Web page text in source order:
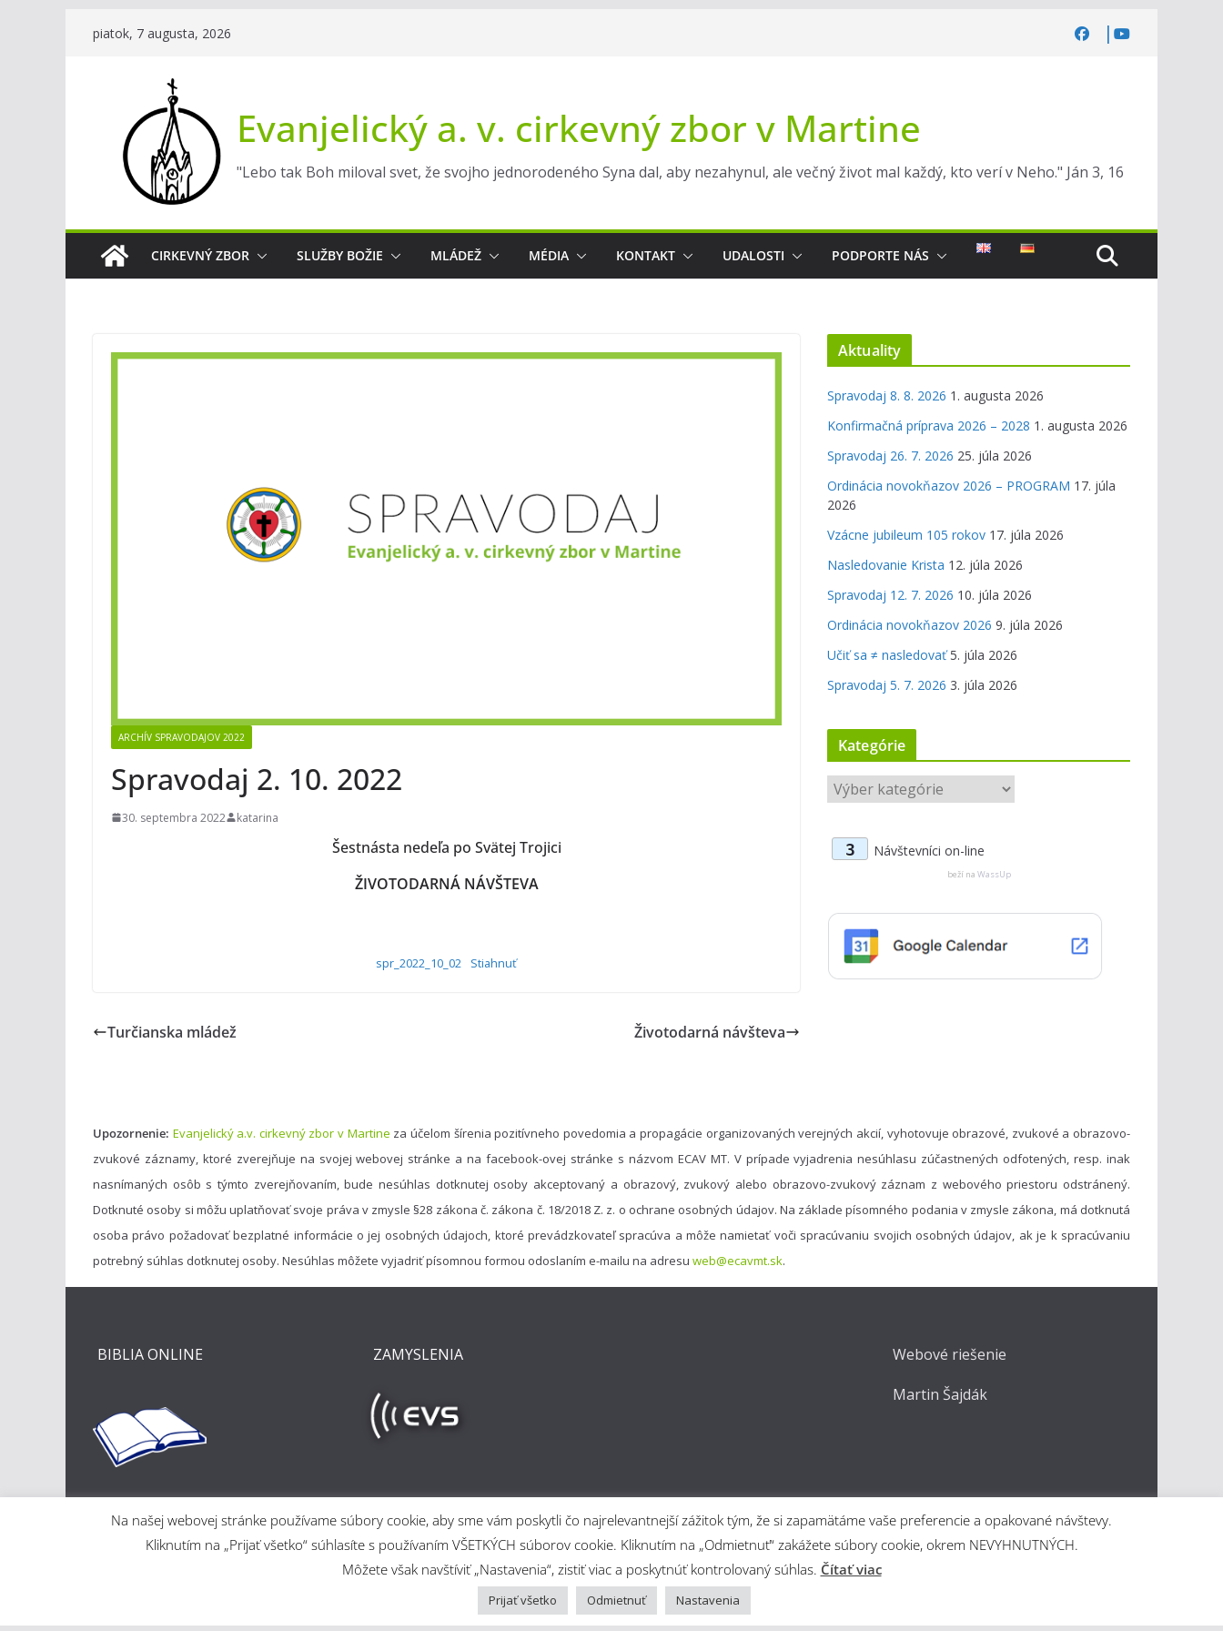
piatok, 7 augusta, 2026
Evanjelický a. v. cirkevný zbor v Martine
"Lebo tak Boh miloval svet, že svojho jednorodeného Syna dal, aby nezahynul, ale večný život mal každý, kto verí v Neho." Ján 3, 16
CIRKEVNÝ ZBOR SLUŽBY BOŽIE MLÁDEŽ MÉDIA KONTAKT UDALOSTI PODPORTE NÁS
ARCHÍV SPRAVODAJOV 2022
Spravodaj 2. 10. 2022
30. septembra 2022 katarina
Šestnásta nedeľa po Svätej Trojici
ŽIVOTODARNÁ NÁVŠTEVA
spr_2022_10_02 Stiahnuť
Turčianska mládež Životodarná návšteva
Aktuality
Spravodaj 8. 8. 2026 1. augusta 2026
Konfirmačná príprava 2026 – 2028 1. augusta 2026
Spravodaj 26. 7. 2026 25. júla 2026
Ordinácia novokňazov 2026 – PROGRAM 17. júla
2026
Vzácne jubileum 105 rokov 17. júla 2026
Nasledovanie Krista 12. júla 2026
Spravodaj 12. 7. 2026 10. júla 2026
Ordinácia novokňazov 2026 9. júla 2026
Učiť sa ≠ nasledovať 5. júla 2026
Spravodaj 5. 7. 2026 3. júla 2026
Kategórie
K
a
e
r
e
3 Návštevníci on-line
beží na WassUp
Upozornenie: Evanjelický a.v. cirkevný zbor v Martine za účelom šírenia pozitívneho povedomia a propagácie organizovaných verejných akcií, vyhotovuje obrazové, zvukové a obrazovo-
zvukové záznamy, ktoré zverejňuje na svojej webovej stránke a na facebook-ovej stránke s názvom ECAV MT. V prípade vyjadrenia nesúhlasu zúčastnených odfotených, resp. inak
nasnímaných osôb s týmto zverejňovaním, bude nesúhlas dotknutej osoby akceptovaný a obrazový, zvukový alebo obrazovo-zvukový záznam z webového priestoru odstránený.
Dotknuté osoby si môžu uplatňovať svoje práva v zmysle §28 zákona č. zákona č. 18/2018 Z. z. o ochrane osobných údajov. Na základe písomného podania v zmysle zákona, má dotknutá
osoba právo požadovať bezplatné informácie o jej osobných údajoch, ktoré prevádzkovateľ spracúva a môže namietať voči spracúvaniu svojich osobných údajov, ak je k spracúvaniu
potrebný súhlas dotknutej osoby. Nesúhlas môžete vyjadriť písomnou formou odoslaním e-mailu na adresu web@ecavmt.sk.
BIBLIA ONLINE ZAMYSLENIA
Webové riešenie
Martin Šajdák
Evanjelický a. v. cirkevný zbor v Martine. Powered byColorMagand
Na našej webovej stránke používame súbory cookie, aby sme vám poskytli čo najrelevantnejší zážitok tým, že si zapamätáme vaše preferencie a opakované návštevy.
Kliknutím na „Prijať všetko“ súhlasíte s používaním VŠETKÝCH súborov cookie. Kliknutím na „Odmietnuť“ zakážete súbory cookie, okrem NEVYHNUTNÝCH.
Môžete však navštíviť „Nastavenia“, zistiť viac a poskytnúť kontrolovaný súhlas. Čítať viac
Prijať všetko Odmietnuť Nastavenia